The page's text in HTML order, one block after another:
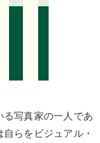
写真家の一人であ
らをビジュアル・